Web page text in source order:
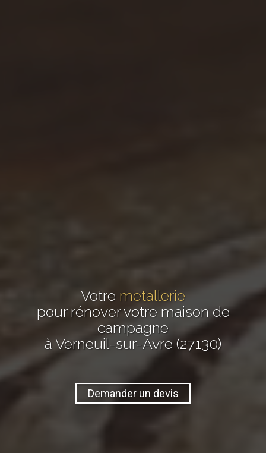
Votre metallerie
pour rénover votre maison de
campagne
à Verneuil-sur-Avre (27130)
Demander un devis